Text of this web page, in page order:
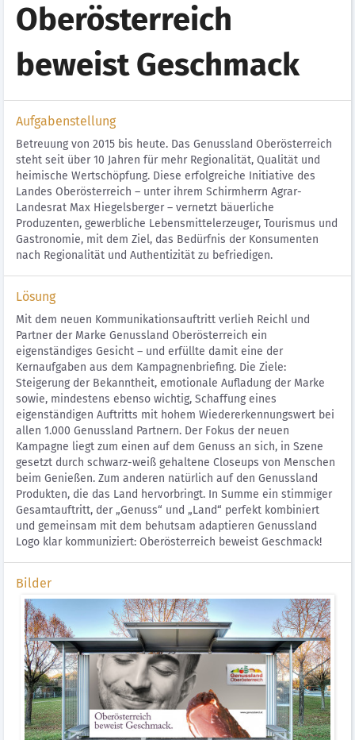
Oberösterreich
beweist Geschmack
Aufgabenstellung
Betreuung von 2015 bis heute. Das Genussland Oberösterreich
steht seit über 10 Jahren für mehr Regionalität, Qualität und
heimische Wertschöpfung. Diese erfolgreiche Initiative des
Landes Oberösterreich – unter ihrem Schirmherrn Agrar-
Landesrat Max Hiegelsberger – vernetzt bäuerliche
Produzenten, gewerbliche Lebensmittelerzeuger, Tourismus und
Gastronomie, mit dem Ziel, das Bedürfnis der Konsumenten
nach Regionalität und Authentizität zu befriedigen.
Lösung
Mit dem neuen Kommunikationsauftritt verlieh Reichl und
Partner der Marke Genussland Oberösterreich ein
eigenständiges Gesicht – und erfüllte damit eine der
Kernaufgaben aus dem Kampagnenbriefing. Die Ziele:
Steigerung der Bekanntheit, emotionale Aufladung der Marke
sowie, mindestens ebenso wichtig, Schaffung eines
eigenständigen Auftritts mit hohem Wiedererkennungswert bei
allen 1.000 Genussland Partnern. Der Fokus der neuen
Kampagne liegt zum einen auf dem Genuss an sich, in Szene
gesetzt durch schwarz-weiß gehaltene Closeups von Menschen
beim Genießen. Zum anderen natürlich auf den Genussland
Produkten, die das Land hervorbringt. In Summe ein stimmiger
Gesamtauftritt, der „Genuss“ und „Land“ perfekt kombiniert
und gemeinsam mit dem behutsam adaptieren Genussland
Logo klar kommuniziert: Oberösterreich beweist Geschmack!
Bilder